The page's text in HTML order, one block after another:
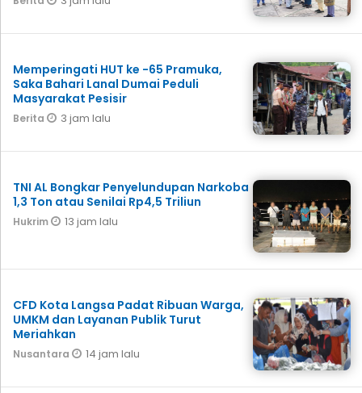
Memperingati HUT ke -65 Pramuka,
Saka Bahari Lanal Dumai Peduli
Masyarakat Pesisir
Berita 3 jam lalu
TNI AL Bongkar Penyelundupan Narkoba
1,3 Ton atau Senilai Rp4,5 Triliun
Hukrim 13 jam lalu
CFD Kota Langsa Padat Ribuan Warga,
UMKM dan Layanan Publik Turut
Meriahkan
Nusantara 14 jam lalu